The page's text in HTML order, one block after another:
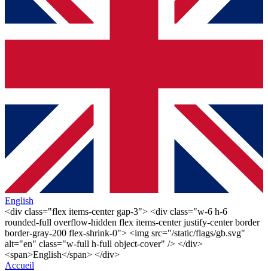
English
<div class="flex items-center gap-3"> <div class="w-6 h-6
rounded-full overflow-hidden flex items-center justify-center border
border-gray-200 flex-shrink-0"> <img src="/static/flags/gb.svg"
alt="en" class="w-full h-full object-cover" /> </div>
<span>English</span> </div>
Accueil